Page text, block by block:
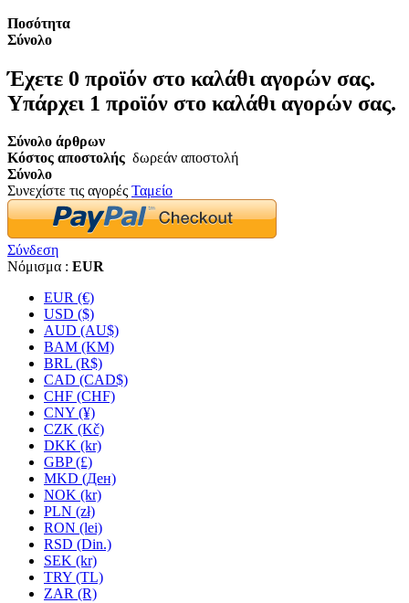
Ποσότητα
Σύνολο
Έχετε 0 προϊόν στο καλάθι αγορών σας.
Υπάρχει 1 προϊόν στο καλάθι αγορών σας.
Σύνολο άρθρων
Κόστος αποστολής δωρεάν αποστολή
Σύνολο
Συνεχίστε τις αγορές Ταμείο
Σύνδεση
Νόμισμα : EUR
EUR (€)
USD ($)
AUD (AU$)
BAM (KM)
BRL (R$)
CAD (CAD$)
CHF (CHF)
CNY (¥)
CZK (Kč)
DKK (kr)
GBP (£)
MKD (Ден)
NOK (kr)
PLN (zł)
RON (lei)
RSD (Din.)
SEK (kr)
TRY (TL)
ZAR (R)